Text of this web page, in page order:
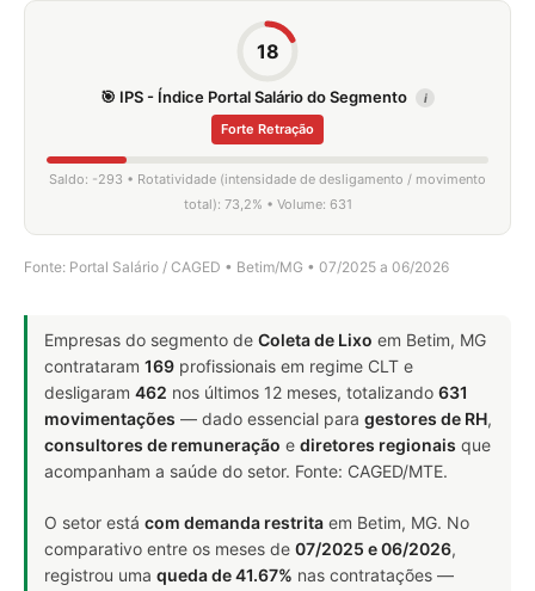
18
🎯 IPS - Índice Portal Salário do Segmento i
Forte Retração
Saldo: -293 • Rotatividade (intensidade de desligamento / movimento
total): 73,2% • Volume: 631
Fonte: Portal Salário / CAGED • Betim/MG • 07/2025 a 06/2026
Empresas do segmento de Coleta de Lixo em Betim, MG
contrataram 169 profissionais em regime CLT e
desligaram 462 nos últimos 12 meses, totalizando 631
movimentações — dado essencial para gestores de RH,
consultores de remuneração e diretores regionais que
acompanham a saúde do setor. Fonte: CAGED/MTE.
O setor está com demanda restrita em Betim, MG. No
comparativo entre os meses de 07/2025 e 06/2026,
registrou uma queda de 41.67% nas contratações —